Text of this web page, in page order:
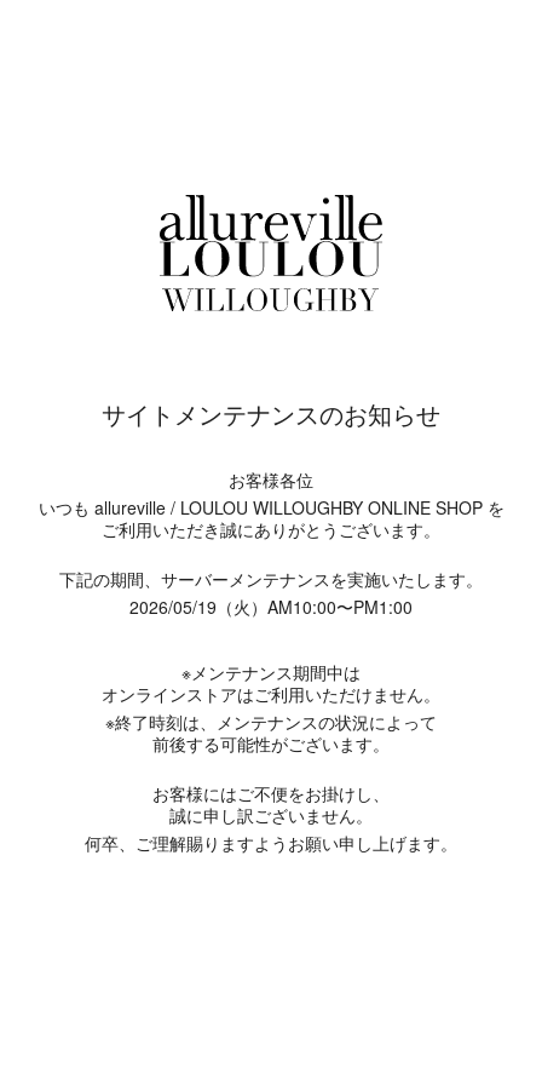
サイトメンテナンスのお知らせ
お客様各位
いつも allureville / LOULOU WILLOUGHBY ONLINE SHOP を
ご利用いただき誠にありがとうございます。
下記の期間、サーバーメンテナンスを実施いたします。
2026/05/19（火）AM10:00〜PM1:00
※メンテナンス期間中は
オンラインストアはご利用いただけません。
※終了時刻は、メンテナンスの状況によって
前後する可能性がございます。
お客様にはご不便をお掛けし、
誠に申し訳ございません。
何卒、ご理解賜りますようお願い申し上げます。